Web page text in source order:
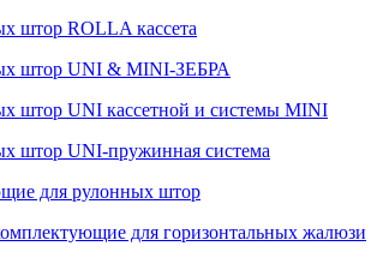
штор ROLLA кассета
штор UNI & MINI-ЗЕБРА
штор UNI кассетной и системы MINI
штор UNI-пружинная система
для рулонных штор
для горизонтальных жалюзи